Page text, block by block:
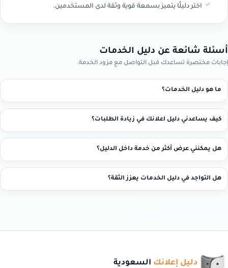
اختر دليلًا يتميز بسمعة قوية وثقة لدى المستخدمين.
أسئلة شائعة عن دليل الخدمات
إجابات مختصرة تساعدك قبل التواصل مع مزود الخدمة.
ما هو دليل الخدمات؟
كيف يساعدني دليل اعلانك في زيادة الطلبات؟
هل يمكنني عرض أكثر من خدمة داخل الدليل؟
هل التواجد في دليل الخدمات يعزز الثقة؟
دليل إعلانك السعودية